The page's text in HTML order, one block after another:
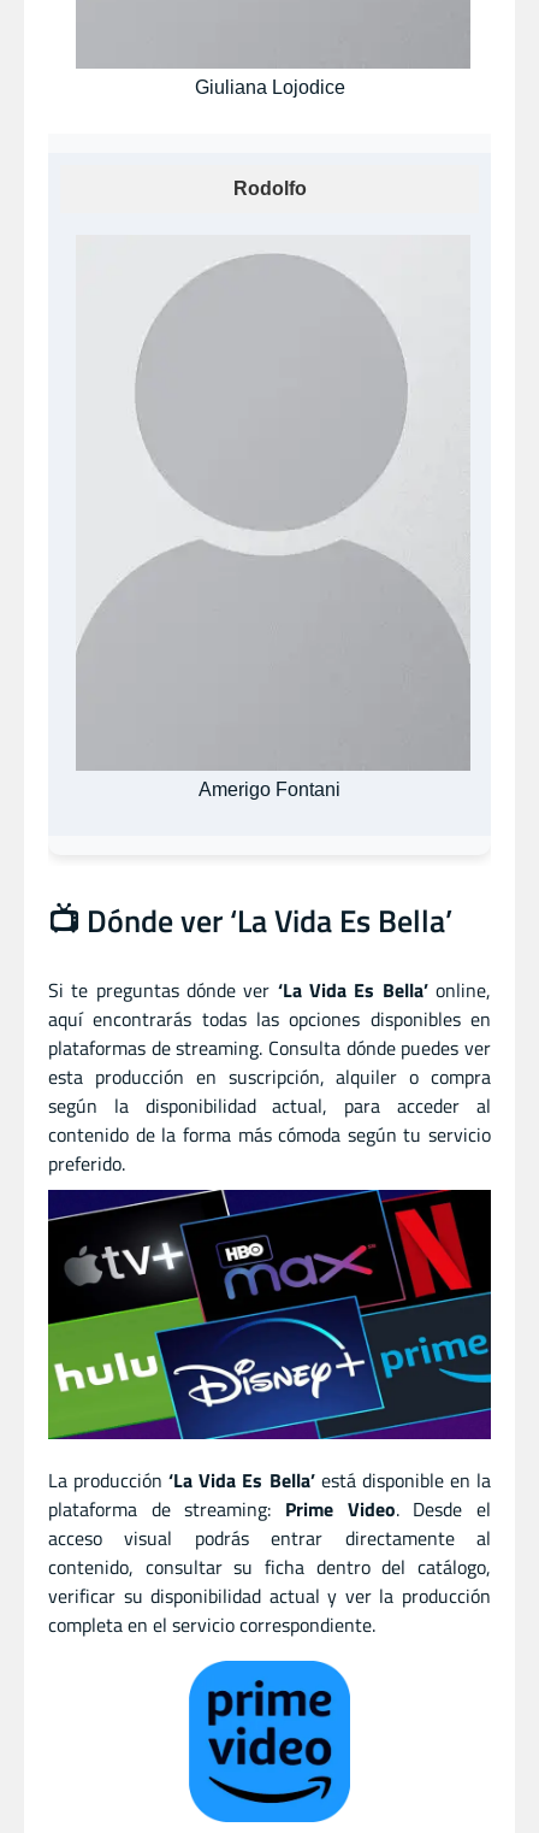
Giuliana Lojodice
Rodolfo
Amerigo Fontani
📺 Dónde ver ‘La Vida Es Bella’
Si te preguntas dónde ver ‘La Vida Es Bella’online,
aquí encontrarás todas las opciones disponibles en
plataformas de streaming. Consulta dónde puedes ver
esta producción en suscripción, alquiler o compra
según la disponibilidad actual, para acceder al
contenido de la forma más cómoda según tu servicio
preferido.
La producción‘La Vida Es Bella’está disponible en la
plataforma de streaming: Prime Video. Desde el
acceso visual podrás entrar directamente al
contenido, consultar su ficha dentro del catálogo,
verificar su disponibilidad actual y ver la producción
completa en el servicio correspondiente.